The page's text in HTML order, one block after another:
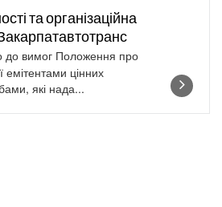
та організаційна
до вимог Положення про
емітентами цінних
які нада...